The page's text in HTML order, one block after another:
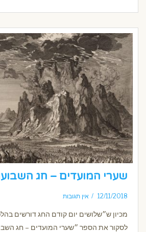
שערי המועדים – חג
12/11/2018 אין תגובות
מכיון ש״שלושים יום קודם החג דורשים
לסקור את הספר ״שערי המועדים – חג